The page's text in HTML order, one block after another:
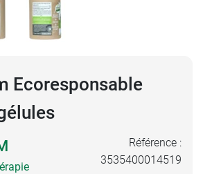
Ecoresponsable
Référence :
3535400014519